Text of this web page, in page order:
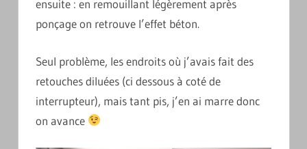
ensuite : en remouillant légèrement après
ponçage on retrouve l’effet béton.
Seul problème, les endroits où j’avais fait des
retouches diluées (ci dessous à coté de
interrupteur), mais tant pis, j’en ai marre donc
on avance